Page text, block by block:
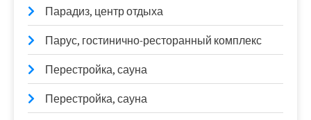
Парадиз, центр отдыха
Парус, гостинично-ресторанный комплекс
Перестройка, сауна
Перестройка, сауна